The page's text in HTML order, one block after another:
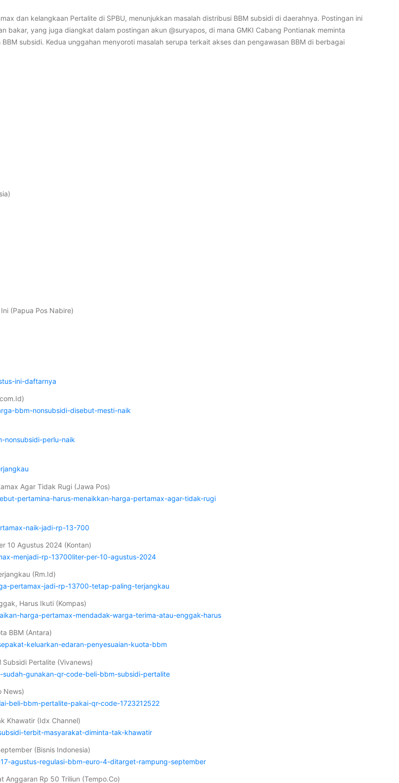
dan kelangkaan Pertalite di SPBU, menunjukkan masalah distribusi BBM subsidi di daerahnya. Postingan ini
yang juga diangkat dalam postingan akun @suryapos, di mana GMKI Cabang Pontianak meminta
subsidi. Kedua unggahan menyoroti masalah serupa terkait akses dan pengawasan BBM di berbagai
(Papua Pos Nabire)
ini-daftarnya
bbm-nonsubsidi-disebut-mesti-naik
perlu-naik
Agar Tidak Rugi (Jawa Pos)
pertamina-harus-menaikkan-harga-pertamax-agar-tidak-rugi
naik-jadi-rp-13-700
10 Agustus 2024 (Kontan)
menjadi-rp-13700liter-per-10-agustus-2024
(Rm.Id)
pertamax-jadi-rp-13700-tetap-paling-terjangkau
Harus Ikuti (Kompas)
harga-pertamax-mendadak-warga-terima-atau-enggak-harus
BBM (Antara)
keluarkan-edaran-penyesuaian-kuota-bbm
Subsidi Pertalite (Vivanews)
gunakan-qr-code-beli-bbm-subsidi-pertalite
News)
beli-bbm-pertalite-pakai-qr-code-1723212522
Khawatir (Idx Channel)
terbit-masyarakat-diminta-tak-khawatir
(Bisnis Indonesia)
agustus-regulasi-bbm-euro-4-ditarget-rampung-september
Anggaran Rp 50 Triliun (Tempo.Co)